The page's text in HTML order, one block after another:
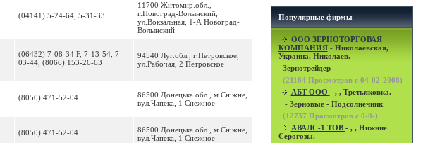
(04141) 5-24-64, 5-31-33
11700 Житомир.обл.,
г.Новоград-Волынский,
ул.Вокзальная, 1-А Новоград-
Волынский
(06432) 7-08-34 F, 7-13-54, 7-
03-44, (8066) 153-26-63
94540 Луг.обл., г.Петровское,
ул.Рабочая, 2 Петровское
(8050) 471-52-04
86500 Донецька обл., м.Сніжне,
вул.Чапека, 1 Снежное
(8050) 471-52-04
86500 Донецька обл., м.Сніжне,
вул.Чапека, 1 Снежное
Популярные фирмы
OOO ЗЕРНОТОРГОВАЯ
КОМПАНИЯ- Николаевская,
Украина, Николаев.
Зернотрейдер
(21164 Просмотров с 04-02-2008)
АБТ ООО - , , Третьяковка.
- Зерновые - Подсолнечник
(12737 Просмотров с 0-0-)
АВАЛС-1 ТОВ - , , Нижние
Серогозы.